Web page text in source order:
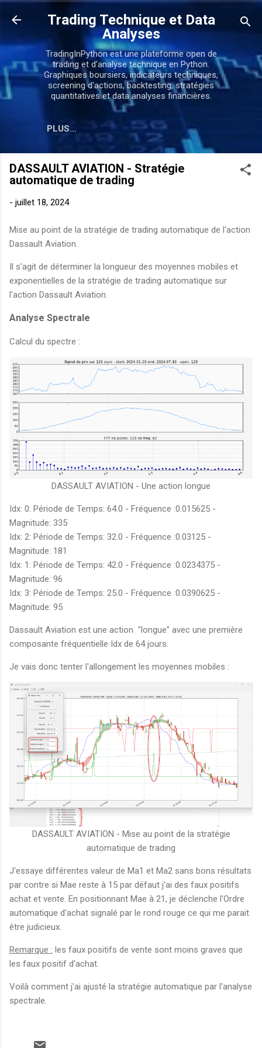
Accéder au contenu principal
Trading Technique et Data
Analyses
TradingInPython est une plateforme open de
trading et d'analyse technique en Python.
Graphiques boursiers, indicateurs techniques,
screening d'actions, backtesting, stratégies
quantitatives et data analyses financières.
PLUS…
DASSAULT AVIATION - Stratégie
automatique de trading
- juillet 18, 2024
Mise au point de la stratégie de trading automatique de l'action
Dassault Aviation.
Il s'agit de déterminer la longueur des moyennes mobiles et
exponentielles de la stratégie de trading automatique sur
l'action Dassault Aviation.
Analyse Spectrale
Calcul du spectre :
DASSAULT AVIATION - Une action longue
Idx: 0: Période de Temps: 64.0 - Fréquence :0.015625 -
Magnitude: 335
Idx: 2: Période de Temps: 32.0 - Fréquence :0.03125 -
Magnitude: 181
Idx: 1: Période de Temps: 42.0 - Fréquence :0.0234375 -
Magnitude: 96
Idx: 3: Période de Temps: 25.0 - Fréquence :0.0390625 -
Magnitude: 95
Dassault Aviation est une action "longue" avec une première
composante fréquentielle Idx de 64 jours.
Je vais donc tenter l'allongement les moyennes mobiles :
DASSAULT AVIATION - Mise au point de la stratégie
automatique de trading
J'essaye différentes valeur de Ma1 et Ma2 sans bons résultats
par contre si Mae reste à 15 par défaut j'ai des faux positifs
achat et vente. En positionnant Mae à 21, je déclenche l'Ordre
automatique d'achat signalé par le rond rouge ce qui me parait
être judicieux.
Remarque : les faux positifs de vente sont moins graves que
les faux positif d'achat.
Voilà comment j'ai ajusté la stratégie automatique par l'analyse
spectrale.